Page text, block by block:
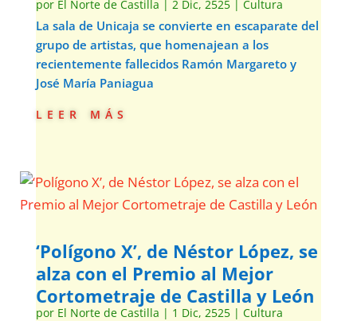
por El Norte de Castilla 2 Dic, 2525| Cultura
La sala de Unicaja se convierte en escaparate del
grupo de artistas, que homenajean a los
recientemente fallecidos Ramón Margareto y
José María Paniagua
leer más
‘Polígono X’, de Néstor López, se
alza con el Premio al Mejor
Cortometraje de Castilla y León
por El Norte de Castilla | 1 Dic, 2525| Cultura